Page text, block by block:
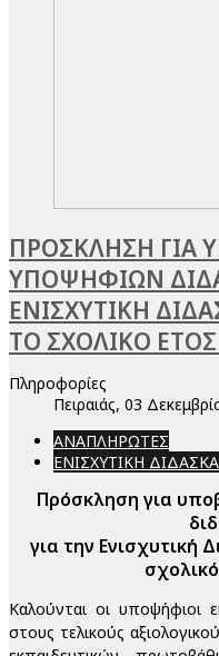
ΠΡΟΣΚΛΗΣΗ ΓΙΑ
ΥΠΟΨΗΦΙΩΝ
ΕΝΙΣΧΥΤΙΚΗ
ΤΟ ΣΧΟΛΙΚΟ ΕΤΟΣ
Πληροφορίες
Πειραιάς, 03
ΑΝΑΠΛΗΡΩΤΕΣ
ΕΝΙΣΧΥΤΙΚΗ
Πρόσκληση για
για την Ενισχυτική
Καλούνται οι υποψήφιοι
στους τελικούς